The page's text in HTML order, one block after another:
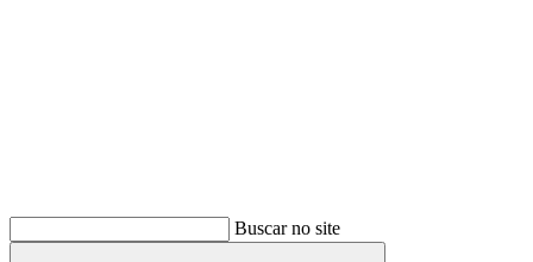
Buscar no site